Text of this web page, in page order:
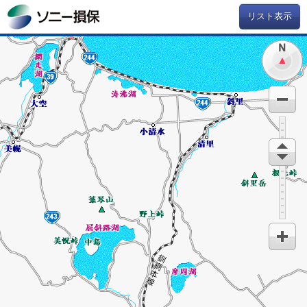
リスト表示